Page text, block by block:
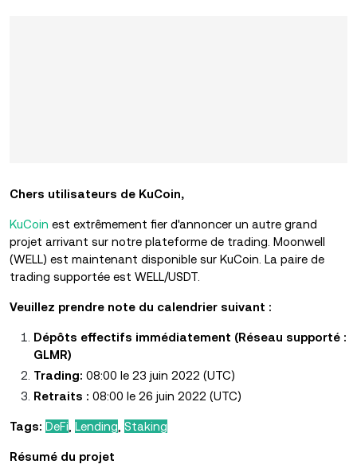
Chers utilisateurs de KuCoin,
KuCoin est extrêmement fier d'annoncer un autre grand
projet arrivant sur notre plateforme de trading. Moonwell
(WELL) est maintenant disponible sur KuCoin. La paire de
trading supportée est WELL/USDT.
Veuillez prendre note du calendrier suivant :
Dépôts effectifs immédiatement (Réseau supporté :
GLMR)
Trading: 08:00 le 23 juin 2022 (UTC)
Retraits : 08:00 le 26 juin 2022 (UTC)
Tags: DeFi Lending Staking
Résumé du projet